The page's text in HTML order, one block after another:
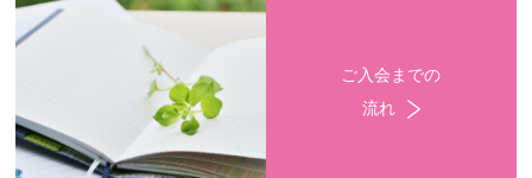
ご入会までの
流れ